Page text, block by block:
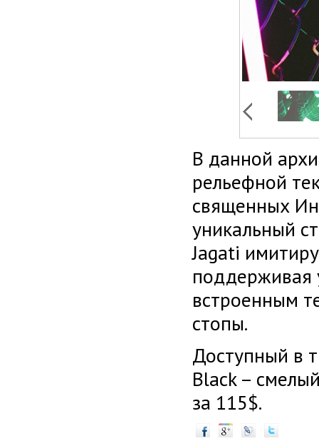
В данной
рельефной
священных
уникальный
Jagati
поддерживая
встроенным
стопы.
Доступный в
Black –
за 115$.